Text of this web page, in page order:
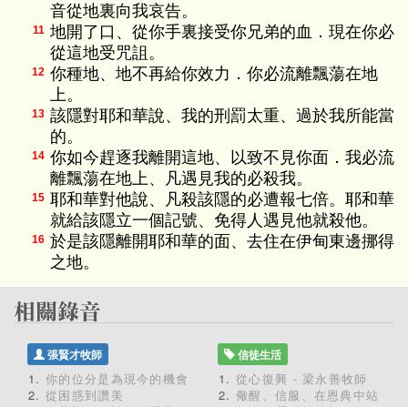
音從地裏向我哀告。
11 地開了口、從你手裏接受你兄弟的血．現在你必
從這地受咒詛。
12 你種地、地不再給你效力．你必流離飄蕩在地
上。
13 該隱對耶和華說、我的刑罰太重、過於我所能當
的。
14 你如今趕逐我離開這地、以致不見你面．我必流
離飄蕩在地上、凡遇見我的必殺我。
15 耶和華對他說、凡殺該隱的必遭報七倍。耶和華
就給該隱立一個記號、免得人遇見他就殺他。
16 於是該隱離開耶和華的面、去住在伊甸東邊挪得
之地。
張賢才牧師
你的位分是為現今的機會
從困惑到讚美
信徒生活
從心復興 - 梁永善牧師
儆醒、信服、在恩典中站